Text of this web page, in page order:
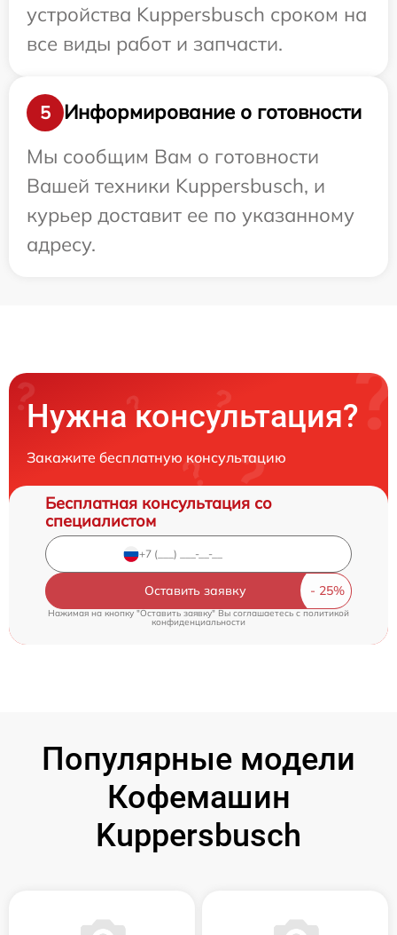
устройства Kuppersbusch сроком на
все виды работ и запчасти.
5
Информирование о готовности
Мы сообщим Вам о готовности
Вашей техники Kuppersbusch, и
курьер доставит ее по указанному
адресу.
Нужна консультация?
Закажите бесплатную консультацию
Бесплатная консультация со
специалистом
Оставить заявку
Нажимая на кнопку "Оставить заявку" Вы соглашаетесь cполитикой
конфиденциальности
Популярные модели
Кофемашин
Kuppersbusch